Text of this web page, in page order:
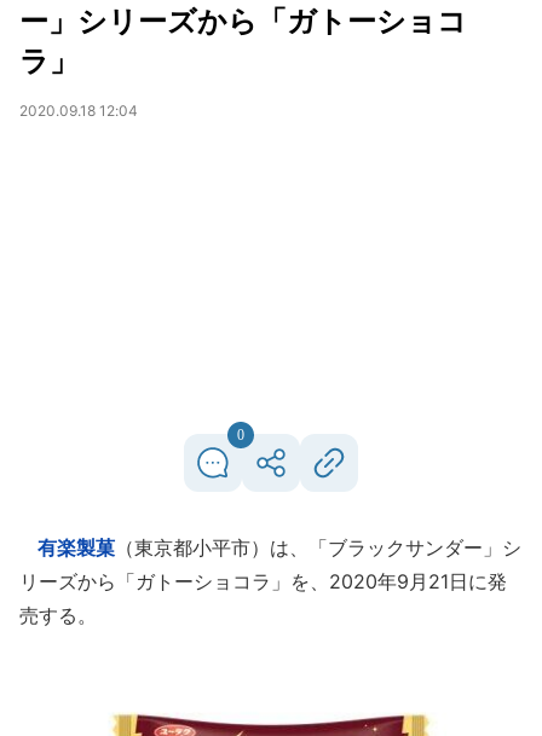
ー」シリーズから「ガトーショコ
ラ」
2020.09.18 12:04
0
有楽製菓 （東京都小平市）は、「ブラックサンダー」シ
リーズから「ガトーショコラ」を、2020年9月21日に発
売する。